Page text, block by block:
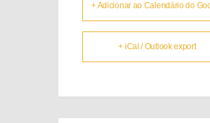
+ Adicionar ao Calendário do
+ iCal / Outlook export